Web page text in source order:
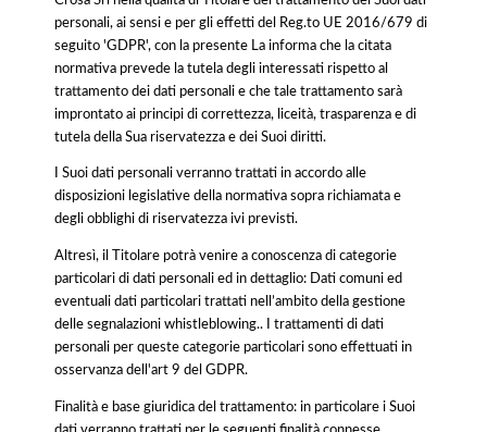
personali, ai sensi e per gli effetti del Reg.to UE 2016/679 di
seguito 'GDPR', con la presente La informa che la citata
normativa prevede la tutela degli interessati rispetto al
trattamento dei dati personali e che tale trattamento sarà
improntato ai principi di correttezza, liceità, trasparenza e di
tutela della Sua riservatezza e dei Suoi diritti.
I Suoi dati personali verranno trattati in accordo alle
disposizioni legislative della normativa sopra richiamata e
degli obblighi di riservatezza ivi previsti.
Altresì, il Titolare potrà venire a conoscenza di categorie
particolari di dati personali ed in dettaglio: Dati comuni ed
eventuali dati particolari trattati nell’ambito della gestione
delle segnalazioni whistleblowing.. I trattamenti di dati
personali per queste categorie particolari sono effettuati in
osservanza dell'art 9 del GDPR.
Finalità e base giuridica del trattamento: in particolare i Suoi
dati verranno trattati per le seguenti finalità connesse